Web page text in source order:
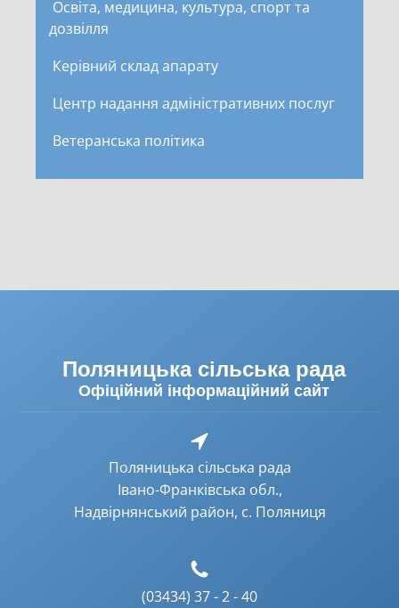
Освіта, медицина, культура, спорт та
дозвілля
Керівний склад апарату
Центр надання адміністративних послуг
Ветеранська політика
Поляницька сільська рада
Офіційний інформаційний сайт
Поляницька сільська рада
Івано-Франківська обл.,
Надвірнянський район, с. Поляниця
(03434) 37 - 2 - 40